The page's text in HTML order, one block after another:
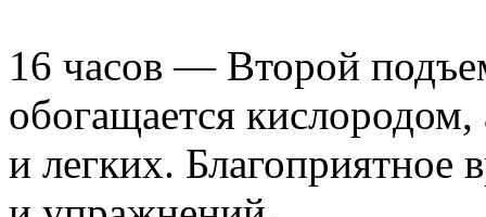
16 часов — Второй
обогащается кислородом,
и легких. Благоприятное